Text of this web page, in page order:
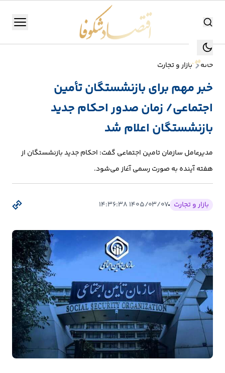
جستجو جستجو
منو
تولید
و
صنعت
انرژی
بورس
بیمه
اقتصاد
جهان
بازار
و
تجارت
کشاورزی
خانه بازار و تجارت
خبر مهم برای بازنشستگان تأمین
اجتماعی/ زمان صدور احکام جدید
بازنشستگان اعلام شد
مدیرعامل سازمان تامین اجتماعی گفت: احکام جدید بازنشستگان از
هفته آینده به صورت رسمی آغاز می‌شود.
بازار و تجارت ۱۴۰۵/۰۳/۰۷ ۱۴:۳۶:۳۸